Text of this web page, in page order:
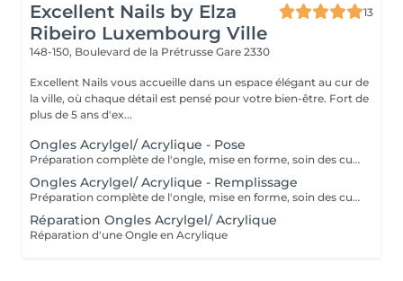
Excellent Nails by Elza
Ribeiro Luxembourg Ville
13
148-150, Boulevard de la Prétrusse Gare 2330
Excellent Nails vous accueille dans un espace élégant au cur de
la ville, où chaque détail est pensé pour votre bien-être. Fort de
plus de 5 ans d'ex...
Ongles Acrylgel/ Acrylique - Pose
Préparation complète de l'ongle, mise en forme, soin des cuticules et pose acrylique avec la couleur de votre choix.
Ongles Acrylgel/ Acrylique - Remplissage
Préparation complète de l'ongle, mise en forme, soin des cuticules et remplissage acrylique avec la couleur de votre choix.
Réparation Ongles Acrylgel/ Acrylique
Réparation d'une Ongle en Acrylique